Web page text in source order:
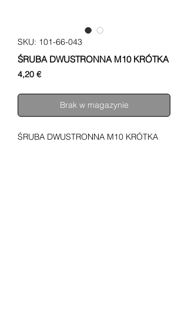
SKU: 101-66-043
ŚRUBA DWUSTRONNA M10 KRÓTKA
4,20 €Cena
Brak w magazynie
ŚRUBA DWUSTRONNA M10 KRÓTKA